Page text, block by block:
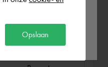
Opslaan